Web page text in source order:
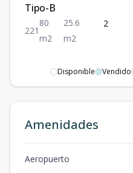
Tipo-B
221
80
m2
25.6
m2
2
Disponible Vendido
Amenidades
Aeropuerto